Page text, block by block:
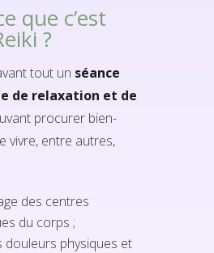
que c’est
?
tout un séance
de relaxation et de
procurer bien-
vivre, entre autres,
des centres
du corps ;
douleurs physiques et